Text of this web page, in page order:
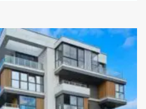
Tužne vesti iz porodice Lionela
Mesija: Fudbaleru preminuo
otac
Nezapamćen skandal: Fudbalski